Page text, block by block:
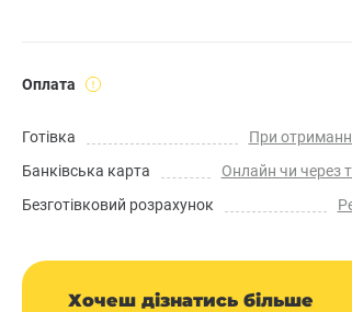
Оплата
Готівка
При
Банківська карта
Онлайн чи через
Безготівковий розрахунок
Хочеш дізнатись більше